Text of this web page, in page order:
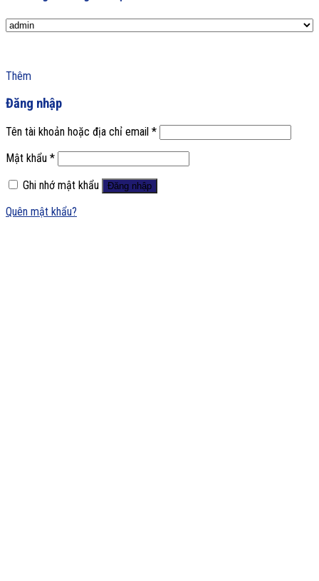
Thêm
Đăng nhập
Tên tài khoản hoặc địa chỉ email *
Mật khẩu *
Ghi nhớ mật khẩu
Đăng nhập
Quên mật khẩu?